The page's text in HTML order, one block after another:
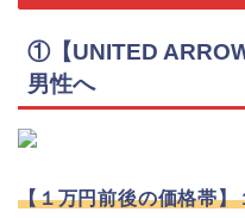
①【UNITED
男性へ
【１万円前後の価格帯